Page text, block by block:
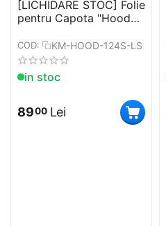
[LICHIDARE STOC] Folie
pentru Capota "Hood
exterior Marime S (150
x 100 cm)
COD: KM-HOOD-124S-LS
in stoc
8900 Lei